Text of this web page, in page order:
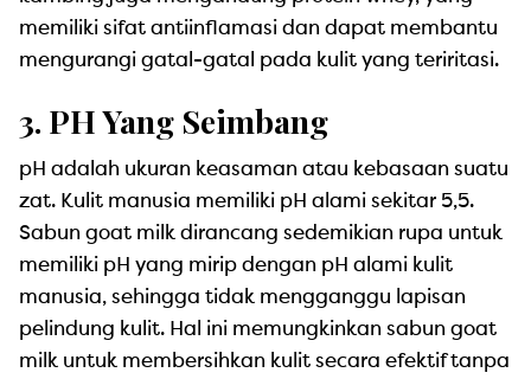
memiliki sifat antiinflamasi dan dapat membantu
mengurangi gatal-gatal pada kulit yang teriritasi.
3. PH Yang Seimbang
pH adalah ukuran keasaman atau kebasaan suatu
zat. Kulit manusia memiliki pH alami sekitar 5,5.
Sabun goat milk dirancang sedemikian rupa untuk
memiliki pH yang mirip dengan pH alami kulit
manusia, sehingga tidak mengganggu lapisan
pelindung kulit. Hal ini memungkinkan sabun goat
milk untuk membersihkan kulit secara efektif tanpa